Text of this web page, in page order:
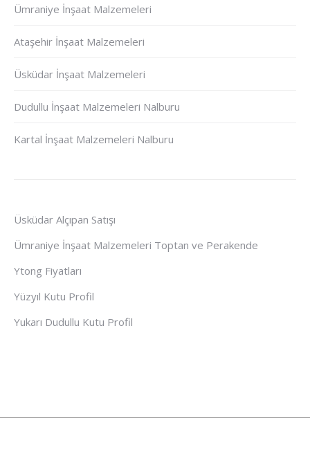
Ümraniye İnşaat Malzemeleri
Ataşehir İnşaat Malzemeleri
Üsküdar İnşaat Malzemeleri
Dudullu İnşaat Malzemeleri Nalburu
Kartal İnşaat Malzemeleri Nalburu
Üsküdar Alçıpan Satışı
Ümraniye İnşaat Malzemeleri Toptan ve Perakende
Ytong Fiyatları
Yüzyıl Kutu Profil
Yukarı Dudullu Kutu Profil